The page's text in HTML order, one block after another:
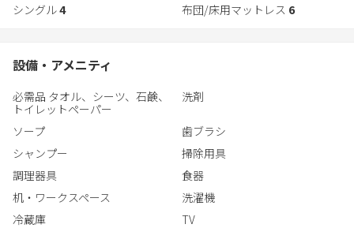
CRANE Cabinもツインの部屋が2つあります。
シングル4 布団/床用マットレス 6
設備・アメニティ
必需品 タオル、シーツ、石鹸、
トイレットペーパー
洗剤
ソープ
歯ブラシ
シャンプー
掃除用具
調理器具
食器
机・ワークスペース
洗濯機
冷蔵庫
TV